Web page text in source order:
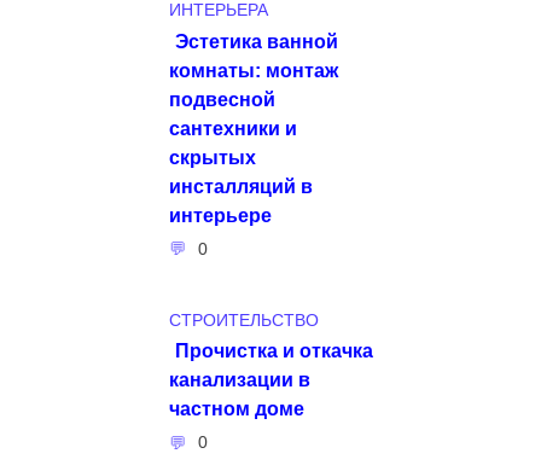
ИНТЕРЬЕРА
Эстетика ванной
комнаты: монтаж
подвесной
сантехники и
скрытых
инсталляций в
интерьере
0
СТРОИТЕЛЬСТВО
Прочистка и откачка
канализации в
частном доме
0